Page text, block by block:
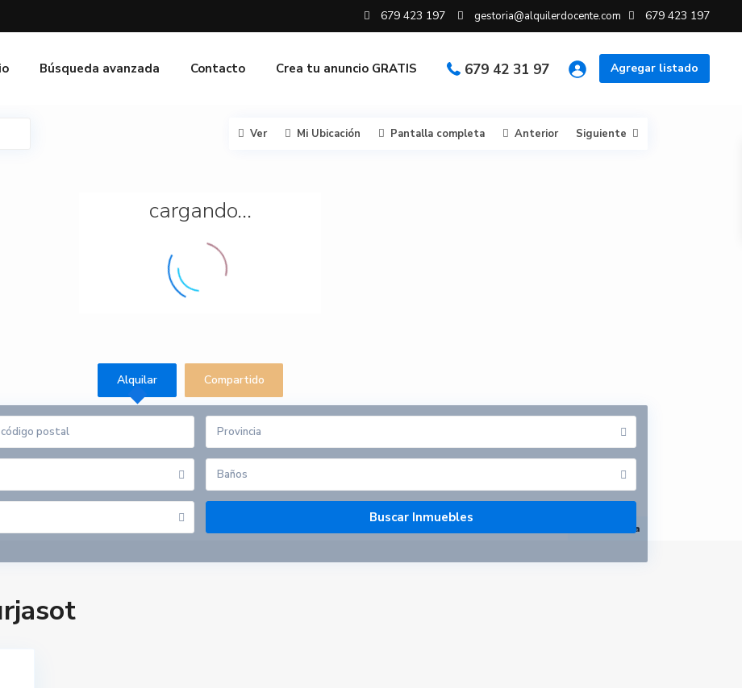
679 423 197 gestoria@alquilerdocente.com 679 423 197
Agregar listado
679 42 31 97
Búsqueda avanzada Contacto Crea tu anuncio GRATIS
cargando...
abrir mapa
Ver Mi Ubicación Pantalla completa Anterior Siguiente
Alquilar Compartido
Provincia
Baños